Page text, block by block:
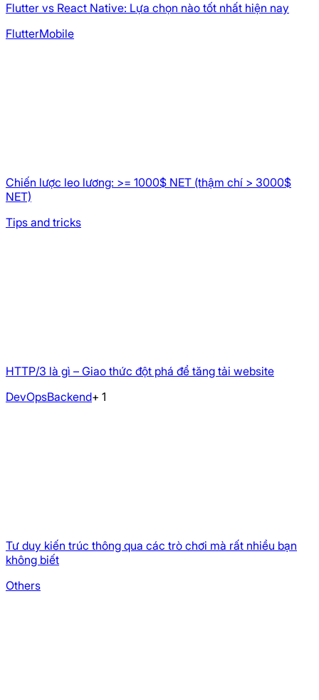
Flutter vs React Native: Lựa chọn nào tốt nhất hiện nay
FlutterMobile
Chiến lược leo lương: >= 1000$ NET (thậm chí > 3000$
NET)
Tips and tricks
HTTP/3 là gì – Giao thức đột phá để tăng tải website
DevOpsBackend+ 1
Tư duy kiến trúc thông qua các trò chơi mà rất nhiều bạn
không biết
Others